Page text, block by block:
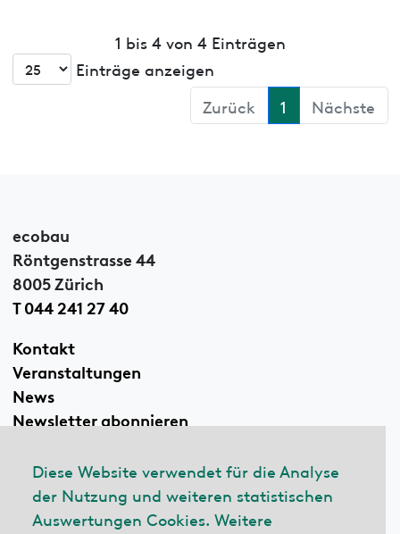
Diese Website verwendet für die Analyse
der Nutzung und weiteren statistischen
Auswertungen Cookies. Weitere
1 bis 4 von 4 Einträgen
Einträge anzeigen
Zurück
1 Nächste
ecobau
Röntgenstrasse 44
8005 Zürich
T 044 241 27 40
Kontakt
Veranstaltungen
News
Newsletter abonnieren
Linkedin